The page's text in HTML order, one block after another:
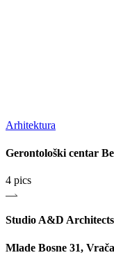
Arhitektura
Gerontološki centar
4 pics
Studio A&D
Mlade Bosne 31,